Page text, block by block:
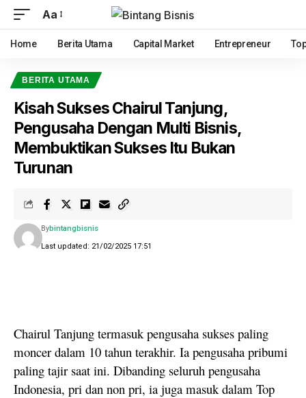
Aa
Home Berita Utama Capital Market Entrepreneur
BERITA UTAMA
Kisah Sukses Chairul Tanjung,
Pengusaha Dengan Multi Bisnis,
Membuktikan Sukses Itu Bukan
Turunan
Last updated: 21/02/2025 17:51
Bybintangbisnis
Chairul Tanjung termasuk pengusaha sukses paling
moncer dalam 10 tahun terakhir. Ia pengusaha pribumi
paling tajir saat ini. Dibanding seluruh pengusaha
Indonesia, pri dan non pri, ia juga masuk dalam Top